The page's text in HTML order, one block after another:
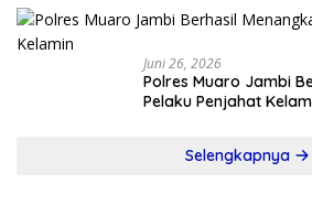
Juni 26, 2026
Polres Muaro Jambi
Pelaku Penjahat
Selengkapnya